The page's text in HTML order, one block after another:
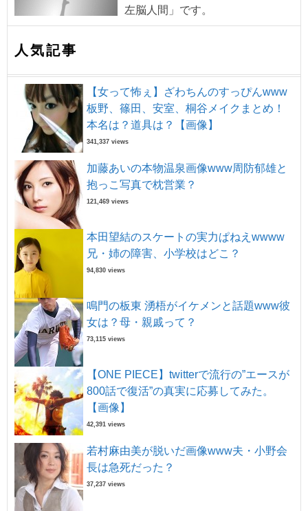
左脳人間」です。
人気記事
【女って怖ぇ】ざわちんのすっぴんwww
板野、篠田、安室、桐谷メイクまとめ！
本名は？道具は？【画像】
341,337 views
加藤あいの本物温泉画像www周防郁雄と
抱っこ写真で枕営業？
121,469 views
本田望結のスケートの実力ぱねえwwww
兄・姉の障害、小学校はどこ？
94,830 views
鳴門の板東 湧梧がイケメンと話題www彼
女は？母・親戚って？
73,115 views
【ONE PIECE】twitterで流行の”エースが
800話で復活”の真実に応募してみた。
【画像】
42,391 views
若村麻由美が脱いだ画像www夫・小野会
長は急死だった？
37,237 views